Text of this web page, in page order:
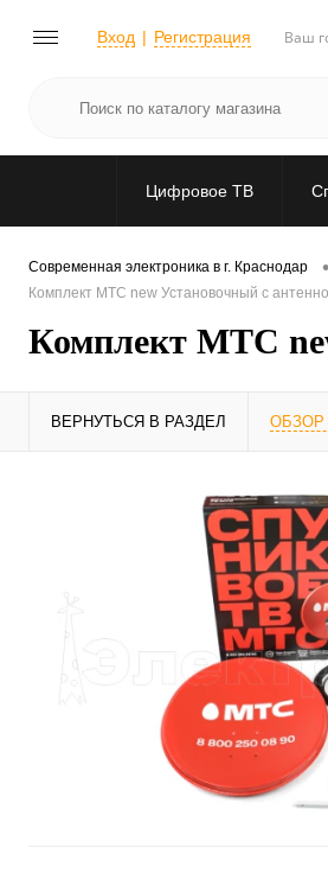
Вход Регистрация Ваш
Цифровое ТВ
Современная электроника в г. Краснодар •
Комплект МТС new Установочный с
Комплект МТС
ВЕРНУТЬСЯ В РАЗДЕЛ ОБЗОР